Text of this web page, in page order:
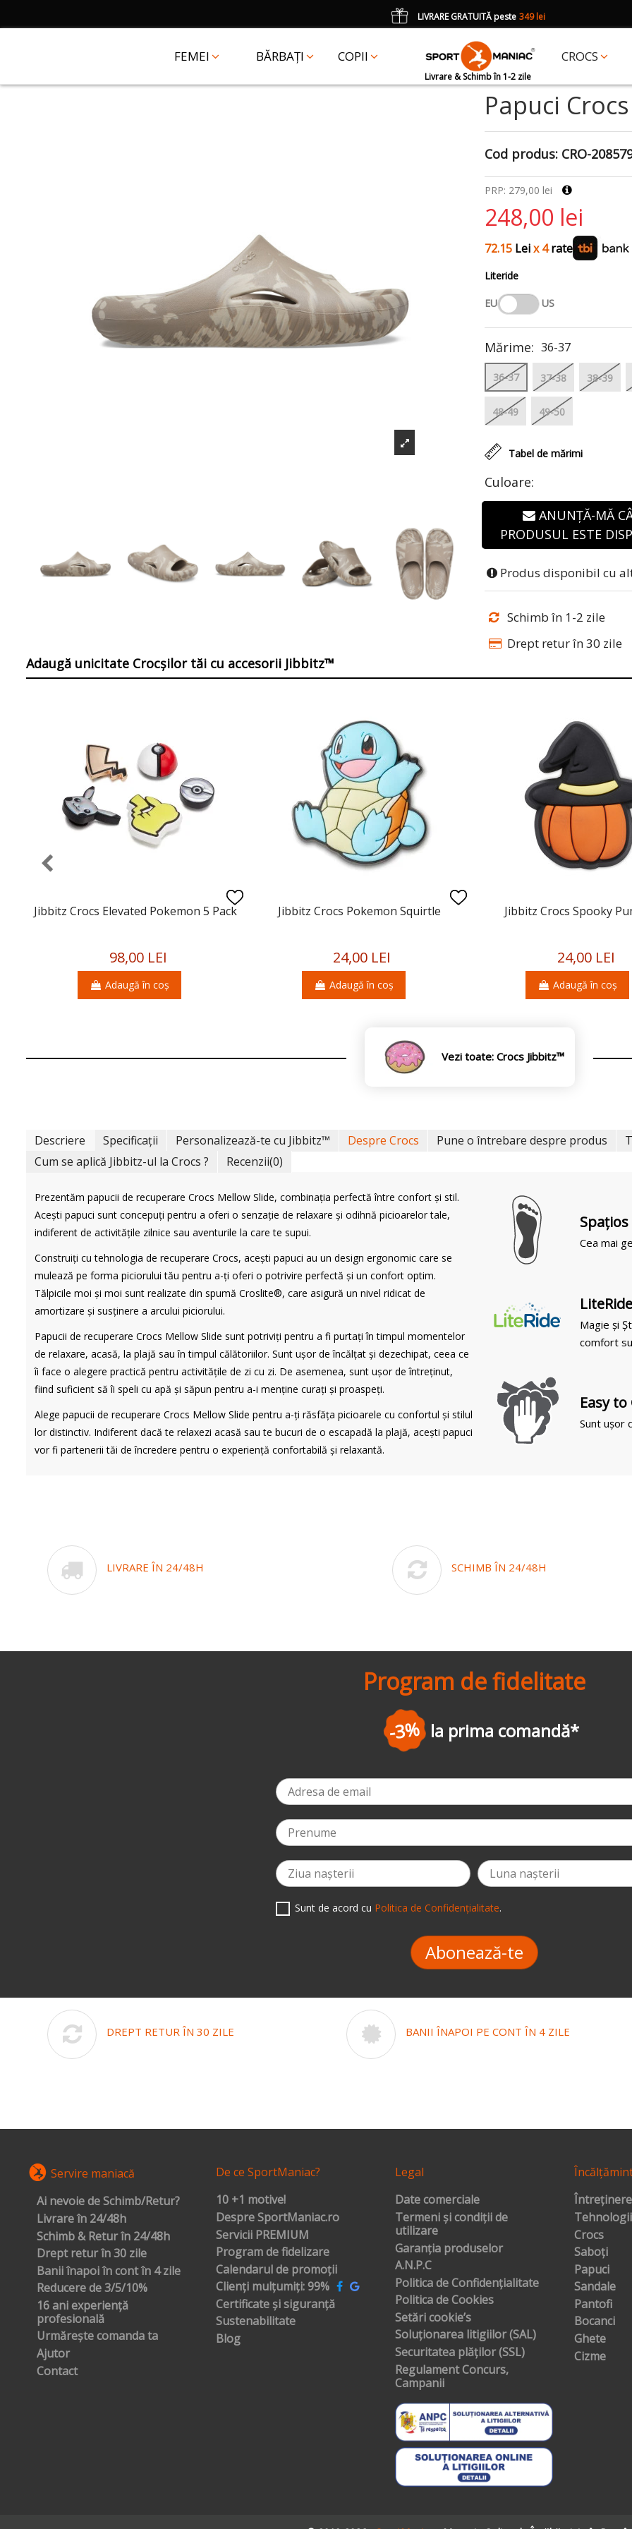
FEMEI BĂRBAȚI COPII CROCS
Livrare & Schimb în 1-2 zile
LIVRARE GRATUITĂ peste 349 lei
CADOUun accesoriu Crocs Jibbitz în val. de 25 lei cu codul: JIBBITZ
Papuci
Cod produs: CRO-
PRP: 279,00 lei
248,00 lei
72.15 Leix 4rate
Literide
EU US
Culoare:
Tabel de mărimi
Mărime: 36-37
36-37 37-38 38-39
48-49 49-50
ANUNȚĂ-MĂ
PRODUSUL ESTE
Produs disponibil cu
Schimb în 1-2 zile
Drept retur în 30 zile
Adaugă unicitate Crocșilor tăi cu accesorii Jibbitz™
Jibbitz Crocs Elevated Pokemon 5 Pack
98,00 LEI
Adaugă în coș
Jibbitz Crocs Pokemon Squirtle
24,00 LEI
Adaugă în coș
Jibbitz Crocs Spooky
24,00 LEI
Adaugă în coș
Vezi toate: Crocs Jibbitz™
Descriere Specificații Personalizează-te cu Jibbitz™ Despre Crocs Pune o întrebare despre produs
Cum se aplică Jibbitz-ul la Crocs ?
Recenzii(0)
Prezentăm papucii de recuperare Crocs Mellow Slide, combinația perfectă între confort și stil.
Acești papuci sunt concepuți pentru a oferi o senzație de relaxare și odihnă picioarelor tale,
indiferent de activitățile zilnice sau aventurile la care te supui.
Construiți cu tehnologia de recuperare Crocs, acești papuci au un design ergonomic care se
mulează pe forma piciorului tău pentru a-ți oferi o potrivire perfectă și un confort optim.
Tălpicile moi și moi sunt realizate din spumă Croslite®, care asigură un nivel ridicat de
amortizare și susținere a arcului piciorului.
Papucii de recuperare Crocs Mellow Slide sunt potriviți pentru a fi purtați în timpul momentelor
de relaxare, acasă, la plajă sau în timpul călătoriilor. Sunt ușor de încălțat și dezechipat, ceea ce
îi face o alegere practică pentru activitățile de zi cu zi. De asemenea, sunt ușor de întreținut,
fiind suficient să îi speli cu apă și săpun pentru a-i menține curați și proaspeți.
Alege papucii de recuperare Crocs Mellow Slide pentru a-ți răsfăța picioarele cu confortul și stilul
lor distinctiv. Indiferent dacă te relaxezi acasă sau te bucuri de o escapadă la plajă, acești papuci
vor fi partenerii tăi de încredere pentru o experiență confortabilă și relaxantă.
Spaţios
Cea mai
Magie și
comfort
Easy to
Sunt ușor
LIVRARE ÎN 24/48H SCHIMB ÎN 24/48H
Program de fidelitate
-5% la a doua
Sunt de acord cu Politica de Confidențialitate.
Abonează-te
DREPT RETUR ÎN 30 ZILE BANII ÎNAPOI PE CONT ÎN 4 ZILE
Servire maniacă
Ai nevoie de Schimb/Retur?
Livrare în 24/48h
Schimb & Retur în 24/48h
Drept retur în 30 zile
Banii înapoi în cont în 4 zile
Reducere de 3/5/10%
16 ani experiență
profesională
Urmărește comanda ta
Ajutor
Contact
De ce SportManiac?
10 +1 motive!
Despre SportManiac.ro
Servicii PREMIUM
Program de fidelizare
Calendarul de promoții
Clienți mulțumiți: 99%
Certificate și siguranță
Sustenabilitate
Blog
Legal
Date comerciale
Termeni și condiții de
utilizare
Garanția produselor
A.N.P.C
Politica de Confidențialitate
Politica de Cookies
Setări cookie’s
Soluționarea litigiilor (SAL)
Securitatea plăților (SSL)
Regulament Concurs,
Campanii
Crocs
Saboți
Papuci
Sandale
Pantofi
Bocanci
Ghete
Cizme